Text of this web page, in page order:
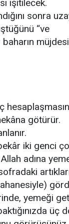
işitilecek.
sonra
“ve
götürür.
iki genci
adına
yemeği
üç